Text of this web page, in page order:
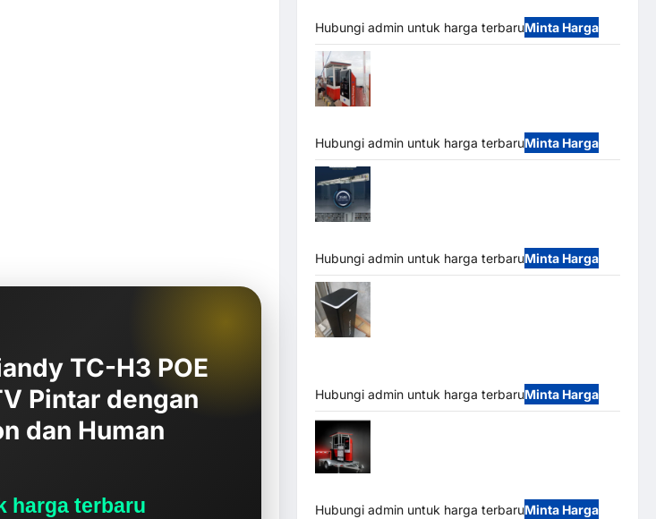
TC-H3 POE
Pintar dengan
dan Human
harga terbaru
Hubungi admin untuk harga terbaruMinta Harga
Hubungi admin untuk harga terbaruMinta Harga
Hubungi admin untuk harga terbaruMinta Harga
Hubungi admin untuk harga terbaruMinta Harga
Hubungi admin untuk harga terbaruMinta Harga